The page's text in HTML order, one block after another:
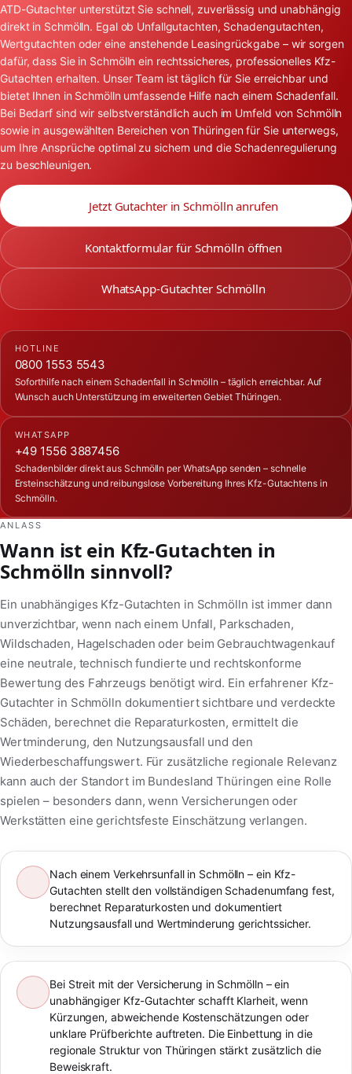
ATD-Gutachter unterstützt Sie schnell, zuverlässig und unabhängig
direkt in Schmölln. Egal ob Unfallgutachten, Schadengutachten,
Wertgutachten oder eine anstehende Leasingrückgabe – wir sorgen
dafür, dass Sie in Schmölln ein rechtssicheres, professionelles Kfz-
Gutachten erhalten. Unser Team ist täglich für Sie erreichbar und
bietet Ihnen in Schmölln umfassende Hilfe nach einem Schadenfall.
Bei Bedarf sind wir selbstverständlich auch im Umfeld von Schmölln
sowie in ausgewählten Bereichen von Thüringen für Sie unterwegs,
um Ihre Ansprüche optimal zu sichern und die Schadenregulierung
zu beschleunigen.
Jetzt Gutachter in Schmölln anrufen
Kontaktformular für Schmölln öffnen
WhatsApp-Gutachter Schmölln
HOTLINE
0800 1553 5543
Soforthilfe nach einem Schadenfall in Schmölln – täglich erreichbar. Auf
Wunsch auch Unterstützung im erweiterten Gebiet Thüringen.
WHATSAPP
+49 1556 3887456
Schadenbilder direkt aus Schmölln per WhatsApp senden – schnelle
Ersteinschätzung und reibungslose Vorbereitung Ihres Kfz-Gutachtens in
Schmölln.
ANLASS
Wann ist ein Kfz-Gutachten in
Schmölln sinnvoll?
Ein unabhängiges Kfz-Gutachten in Schmölln ist immer dann
unverzichtbar, wenn nach einem Unfall, Parkschaden,
Wildschaden, Hagelschaden oder beim Gebrauchtwagenkauf
eine neutrale, technisch fundierte und rechtskonforme
Bewertung des Fahrzeugs benötigt wird. Ein erfahrener Kfz-
Gutachter in Schmölln dokumentiert sichtbare und verdeckte
Schäden, berechnet die Reparaturkosten, ermittelt die
Wertminderung, den Nutzungsausfall und den
Wiederbeschaffungswert. Für zusätzliche regionale Relevanz
kann auch der Standort im Bundesland Thüringen eine Rolle
spielen – besonders dann, wenn Versicherungen oder
Werkstätten eine gerichtsfeste Einschätzung verlangen.
Nach einem Verkehrsunfall in Schmölln – ein Kfz-
Gutachten stellt den vollständigen Schadenumfang fest,
berechnet Reparaturkosten und dokumentiert
Nutzungsausfall und Wertminderung gerichtssicher.
Bei Streit mit der Versicherung in Schmölln – ein
unabhängiger Kfz-Gutachter schafft Klarheit, wenn
Kürzungen, abweichende Kostenschätzungen oder
unklare Prüfberichte auftreten. Die Einbettung in die
regionale Struktur von Thüringen stärkt zusätzlich die
Beweiskraft.